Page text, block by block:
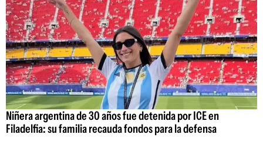
Niñera argentina de 30 años fue detenida por ICE en
Filadelfia: su familia recauda fondos para la defensa